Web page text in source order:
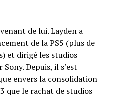
de lui. Layden a
de la PS5 (plus de
et dirigé les studios
Depuis, il s’est
envers la consolidation
que le rachat de studios